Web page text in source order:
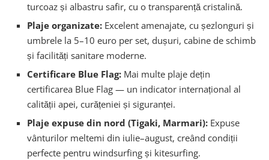
turcoaz și albastru safir, cu o transparență cristalină.
Plaje organizate: Excelent amenajate, cu șezlonguri și
umbrele la 5–10 euro per set, dușuri, cabine de schimb
și facilități sanitare moderne.
Certificare Blue Flag: Mai multe plaje dețin
certificarea Blue Flag — un indicator internațional al
calității apei, curățeniei și siguranței.
Plaje expuse din nord (Tigaki, Marmari): Expuse
vânturilor meltemi din iulie–august, creând condiții
perfecte pentru windsurfing și kitesurfing.